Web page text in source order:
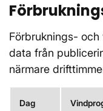
Förbruknings-
data från
närmare
Dag